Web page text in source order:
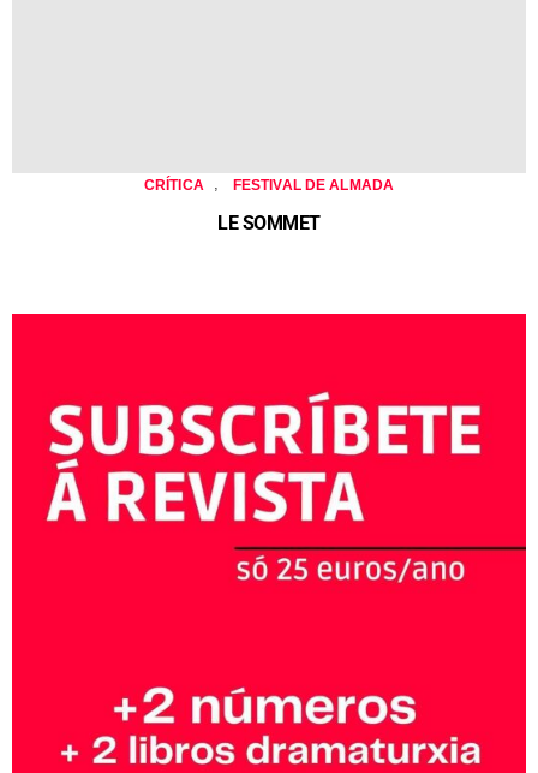
CRÍTICA , FESTIVAL DE ALMADA
LE SOMMET